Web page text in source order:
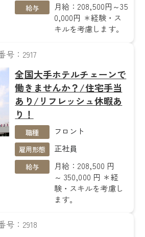
給与
月給：208,500円～35
0,000円 ＊経験・ス
キルを考慮します。
号：2917
全国大手ホテルチェーンで
働きませんか？/住宅手当
あり/リフレッシュ休暇あ
り！
職種 フロント
雇用形態 正社員
給与
月給：208,500 円
～ 350,000 円 ＊経
験・スキルを考慮し
ます。
号：2918